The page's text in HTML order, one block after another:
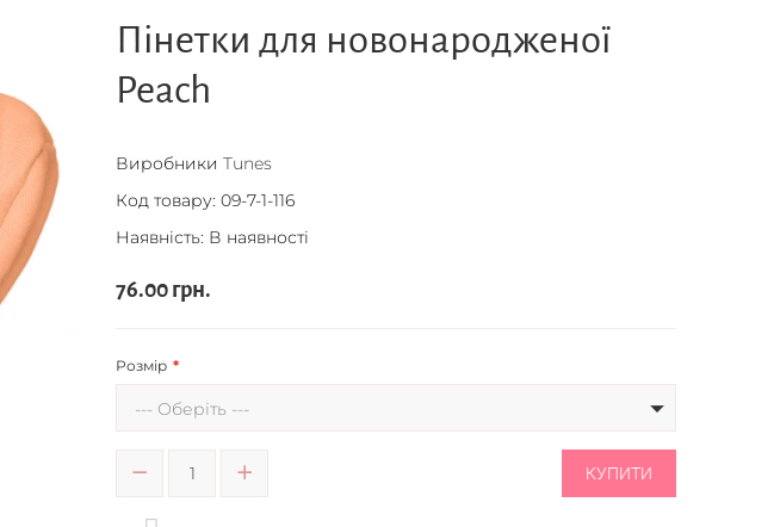
Пінетки для новонародженої
Peach
Виробники Tunes
Код товару: 09-7-1-116
Наявність: В наявності
76.00 грн.
Розмір
--- Оберіть ---
КУПИТИ